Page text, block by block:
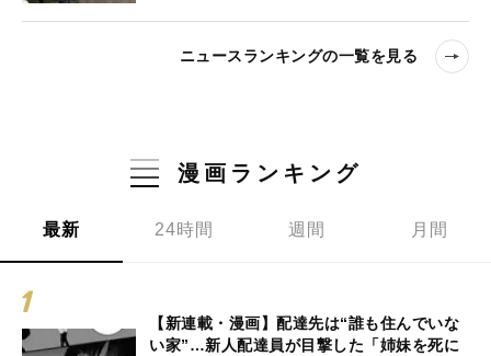
ニュースランキングの一覧を見る
漫画ランキング
最新 24時間 週間 月間
【新連載・漫画】配達先は“誰も住んでいな
い家”…新人配達員が目撃した「姉妹を死に